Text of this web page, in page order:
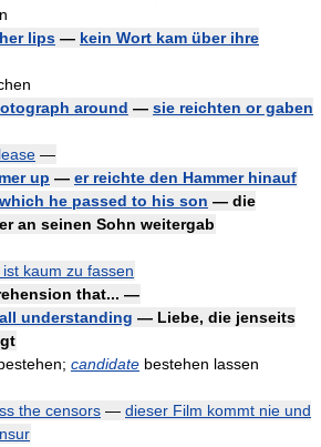
lips — kein Wort kam über ihre
around — sie reichten or gaben
—
up — er reichte den Hammer hinauf
he passed to his son — die
an seinen Sohn weitergab
ist kaum zu fassen
that... —
understanding — Liebe, die jenseits
candidate bestehen lassen
the censors — dieser Film kommt nie und